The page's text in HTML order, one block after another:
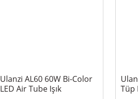
Ulanzi AL60 60W Bi-Color
LED Air Tube Işık
Tüp